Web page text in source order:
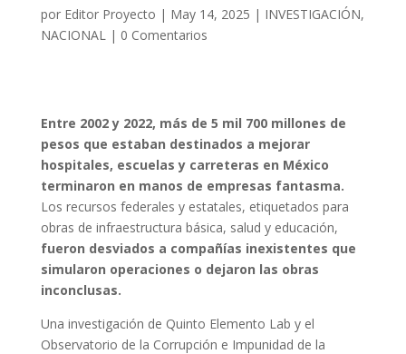
por Editor Proyecto | May 14, 2025 | INVESTIGACIÓN,
NACIONAL| 0 Comentarios
Entre 2002 y 2022, más de 5 mil 700 millones de
pesos que estaban destinados a mejorar
hospitales, escuelas y carreteras en México
terminaron en manos de empresas fantasma.
Los recursos federales y estatales, etiquetados para
obras de infraestructura básica, salud y educación,
fueron desviados a compañías inexistentes que
simularon operaciones o dejaron las obras
inconclusas.
Una investigación de Quinto Elemento Lab y el
Observatorio de la Corrupción e Impunidad de la